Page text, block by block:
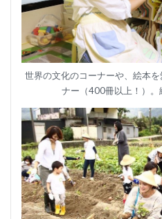
世界の文化のコーナーや、絵本
ナー（400冊以上！）。